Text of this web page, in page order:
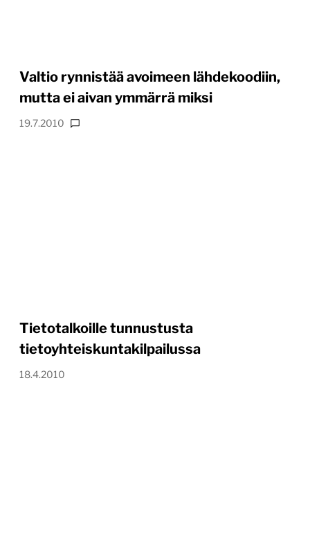
Valtio rynnistää avoimeen lähdekoodiin,
mutta ei aivan ymmärrä miksi
19.7.2010
Tietotalkoille tunnustusta
tietoyhteiskuntakilpailussa
18.4.2010